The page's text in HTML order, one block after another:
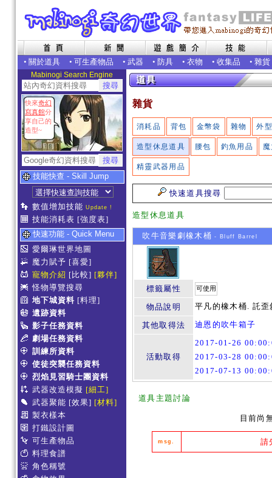
• 關於道具 • 可生產物品 • 武器 • 防具 • 衣物 • 收集品 • 雜貨
Mabinogi Search Engine
快來奇幻
寫真館分
享自己的
造型~
技能快查 - Skill Jump
數值增加技能 Update !
技能消耗表 [強度表]
快速功能 - Quick Menu
愛爾琳世界地圖
魔力賦予 [喜愛]
寵物介紹 [比較] [夥伴]
怪物導覽搜尋
地下城資料 [料理]
遺跡資料
影子任務資料
劇場任務資料
訓練所資料
使徒突襲任務資料
烈焰見習騎士團資料
武器改造模擬 [細工]
武器聚能 [效果] [材料]
製衣樣本
打鐵設計圖
可生產物品
料理食譜
角色稱號
雜貨
消耗品 背包 金幣袋 雜物 外
造型休息道具 腰包 釣魚用品
精靈武器用品
快速道具搜尋
造型休息道具
吹牛音樂劇橡木桶 - Bluff Barrel
標籤屬性 可使用
物品說明 平凡的橡木桶. 託
其他取得法 迪恩的吹牛箱子
活動取得
2017-01-26
2017-03-28
2017-07-13
道具主題討論
目前尚
msg. 請